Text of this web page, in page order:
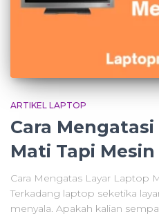
ARTIKEL LAPTOP
Cara
Mati Tapi Mesin
Cara Mengatas Layar Laptop
Terkadang laptop seketika
menyala. Apakah kalian